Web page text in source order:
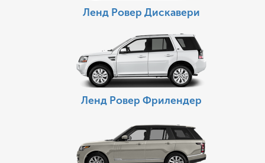
Ленд Ровер Дискавери
Ленд Ровер Фрилендер